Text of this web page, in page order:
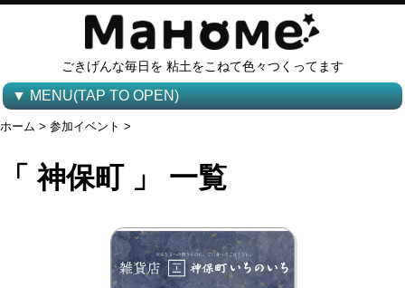
ごきげんな毎日を 粘土をこねて色々つくってます
▼ MENU(TAP TO OPEN)
ホーム > 参加イベント >
「 神保町 」 一覧